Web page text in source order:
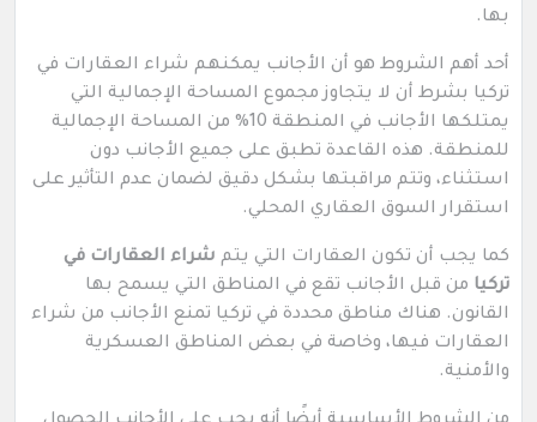
بها.
أحد أهم الشروط هو أن الأجانب يمكنهم شراء العقارات في
تركيا بشرط أن لا يتجاوز مجموع المساحة الإجمالية التي
يمتلكها الأجانب في المنطقة 10% من المساحة الإجمالية
للمنطقة. هذه القاعدة تطبق على جميع الأجانب دون
استثناء، وتتم مراقبتها بشكل دقيق لضمان عدم التأثير على
استقرار السوق العقاري المحلي.
كما يجب أن تكون العقارات التي يتم شراء العقارات في
تركيا من قبل الأجانب تقع في المناطق التي يسمح بها
القانون. هناك مناطق محددة في تركيا تمنع الأجانب من شراء
العقارات فيها، وخاصة في بعض المناطق العسكرية
والأمنية.